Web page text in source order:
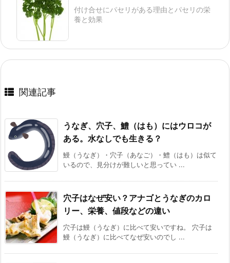
付け合せにパセリがある理由とパセリの栄
養と効果
関連記事
うなぎ、穴子、鱧（はも）にはウロコが
ある。水なしでも生きる？
鰻（うなぎ）・穴子（あなご）・鱧（はも）は似て
いるので、見分けが難しいと思ってい ...
穴子はなぜ安い？アナゴとうなぎのカロ
リー、栄養、値段などの違い
穴子は鰻（うなぎ）に比べて安いですね。 穴子は
鰻（うなぎ）に比べてなぜ安いのでし ...